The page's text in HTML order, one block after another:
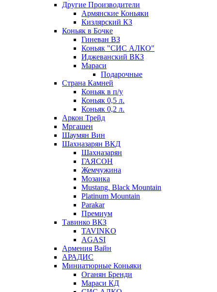
Другие Производители
Армянские Коньяки
Кизлярский КЗ
Коньяк в Бочке
Гиневан ВЗ
Коньяк "СИС АЛКО"
Иджеванский ВКЗ
Мараси
Подарочные
Страна Камней
Коньяк в п/у
Коньяк 0,5 л.
Коньяк 0,2 л.
Аркон Трейд
Мргашен
Шаумян Вин
Шахназарян ВКД
Шахназарян
ГАЯСОН
Жемчужина
Мозаика
Mustang. Black Mountain
Platinum Mountain
Parakar
Премиум
Тавинко ВКЗ
TAVINKO
AGASI
Армения Вайн
АРАДИС
Миниатюрные Коньяки
Оганян Бренди
Мараси КД